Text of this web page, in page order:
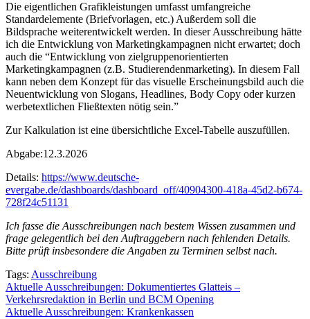
Die eigentlichen Grafikleistungen umfasst umfangreiche
Standardelemente (Briefvorlagen, etc.) Außerdem soll die
Bildsprache weiterentwickelt werden. In dieser Ausschreibung hätte
ich die Entwicklung von Marketingkampagnen nicht erwartet; doch
auch die “Entwicklung von zielgruppenorientierten
Marketingkampagnen (z.B. Studierendenmarketing). In diesem Fall
kann neben dem Konzept für das visuelle Erscheinungsbild auch die
Neuentwicklung von Slogans, Headlines, Body Copy oder kurzen
werbetextlichen Fließtexten nötig sein.”
Zur Kalkulation ist eine übersichtliche Excel-Tabelle auszufüllen.
Abgabe:12.3.2026
Details: https://www.deutsche-
evergabe.de/dashboards/dashboard_off/40904300-418a-45d2-b674-
728f24c51131
Ich fasse die Ausschreibungen nach bestem Wissen zusammen und
frage gelegentlich bei den Auftraggebern nach fehlenden Details.
Bitte prüft insbesondere die Angaben zu Terminen selbst nach.
Tags: Ausschreibung
Beitragsnavigation
Aktuelle Ausschreibungen: Dokumentiertes Glatteis –
Verkehrsredaktion in Berlin und BCM Opening
Aktuelle Ausschreibungen: Krankenkassen